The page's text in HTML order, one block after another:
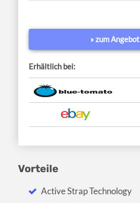
» zum Angebot
Erhältlich bei:
Vorteile
Active Strap Technology